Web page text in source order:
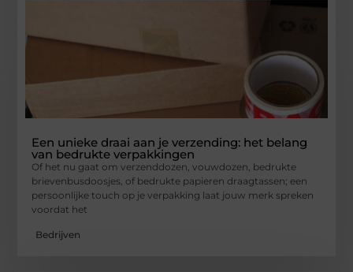
Een unieke draai aan je verzending: het belang
van bedrukte verpakkingen
Of het nu gaat om verzenddozen, vouwdozen, bedrukte
brievenbusdoosjes, of bedrukte papieren draagtassen; een
persoonlijke touch op je verpakking laat jouw merk spreken
voordat het
Bedrijven